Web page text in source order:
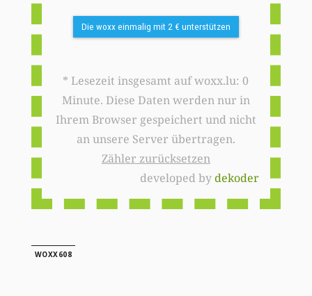
Die woxx einmalig mit 2 € unterstützen
* Lesezeit insgesamt auf woxx.lu: 0
Minute. Diese Daten werden nur in
Ihrem Browser gespeichert und nicht
an unsere Server übertragen.
Zähler zurücksetzen
developed bydekoder
WOXX608